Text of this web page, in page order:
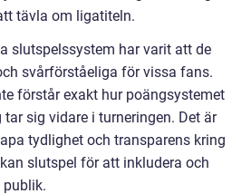
tävla om ligatiteln.
slutspelssystem har varit att de
svårförståeliga för vissa fans.
förstår exakt hur poängsystemet
sig vidare i turneringen. Det är
tydlighet och transparens kring
slutspel för att inkludera och
publik.